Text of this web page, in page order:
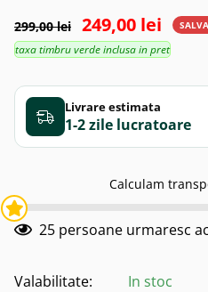
299,00 lei 249,00 lei
taxa timbru verde inclusa in pret
Livrare estimata
1-2 zile
Calculam
25 persoane urmaresc
Valabilitate:
In stoc